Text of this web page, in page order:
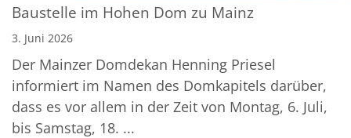
Baustelle im Hohen Dom zu Mainz
3. Juni 2026
Der Mainzer Domdekan Henning Priesel
informiert im Namen des Domkapitels darüber,
dass es vor allem in der Zeit von Montag, 6. Juli,
bis Samstag, 18. ...